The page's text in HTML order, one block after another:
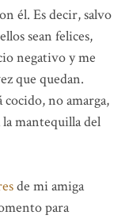
él. Es decir, salvo
sean felices,
negativo y me
que quedan.
cocido, no amarga,
la mantequilla del
de mi amiga
para